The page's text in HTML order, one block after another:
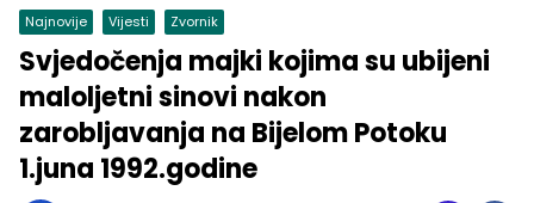
Najnovije Vijesti Zvornik
Svjedočenja majki kojima su ubijeni
maloljetni sinovi nakon
zarobljavanja na Bijelom Potoku
1.juna 1992.godine